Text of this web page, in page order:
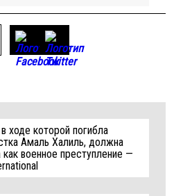
ходе которой погибла
Амаль Халиль, должна
военное преступление —